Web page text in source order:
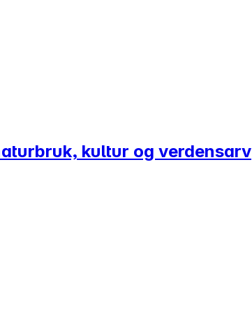
kultur og verdensarv